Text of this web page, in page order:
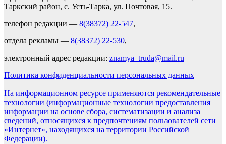
Таркский район, с. Усть-Тарка, ул. Почтовая, 15.
телефон редакции — 8(38372) 22-547,
отдела рекламы — 8(38372) 22-530,
электронный адрес редакции: znamya_truda@mail.ru
Политика конфиденциальности персональных данных
На информационном ресурсе применяются рекомендательные
технологии (информационные технологии предоставления
информации на основе сбора, систематизации и анализа
сведений, относящихся к предпочтениям пользователей сети
«Интернет», находящихся на территории Российской
Федерации).